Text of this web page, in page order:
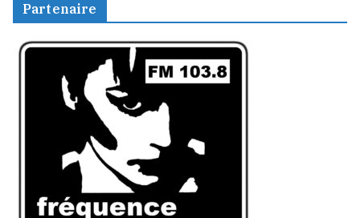
Partenaire